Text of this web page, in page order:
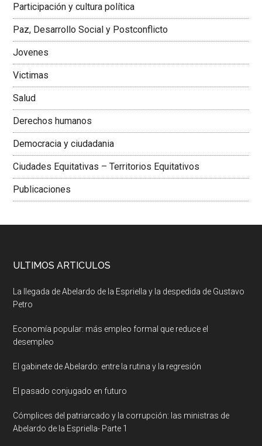
Colombiana
Participación y cultura política
Paz, Desarrollo Social y Postconflicto
Jovenes
Victimas
Salud
Derechos humanos
Democracia y ciudadania
Ciudades Equitativas – Territorios Equitativos
Publicaciones
ULTIMOS ARTICULOS
La llegada de Abelardo de la Espriella y la despedida de Gustavo
Petro
Economía popular: más empleo formal que reduce el
desempleo
El gabinete de Abelardo: entre la rutina y la regresión
El pasado conjugado en futuro
Cómplices del patriarcado y la corrupción: las ministras de
Abelardo de la Espriella- Parte 1